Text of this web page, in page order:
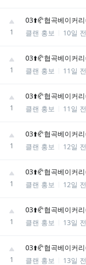
1
클랜 홍보
10일 전
1
클랜 홍보
11일 전
1
클랜 홍보
11일 전
1
클랜 홍보
12일 전
1
클랜 홍보
12일 전
1
클랜 홍보
13일 전
1
클랜 홍보
13일 전